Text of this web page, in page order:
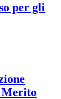
per gli
Merito